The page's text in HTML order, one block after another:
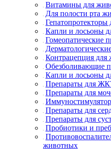
Витамины для
Для полости рта
Капли и лосьоны
Гомеопатические
Контрацепция для
Обезболивающие
Капли и лосьоны
Препараты для
Препараты для
Препараты для
Препараты для
Пробиотики и
животных